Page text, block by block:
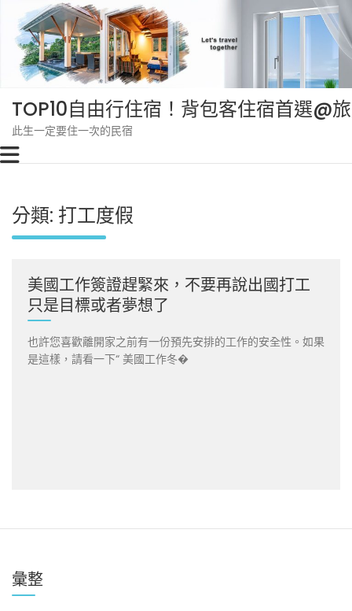
content
TOP10自由行住宿！背包客住宿首選@
此生一定要住一次的民宿
分類: 打工度假
美國工作簽證趕緊來，不要再說出國打工
只是目標或者夢想了
也許您喜歡離開家之前有一份預先安排的工作的安全性。如果
是這樣，請看一下“ 美國工作冬�
彙整